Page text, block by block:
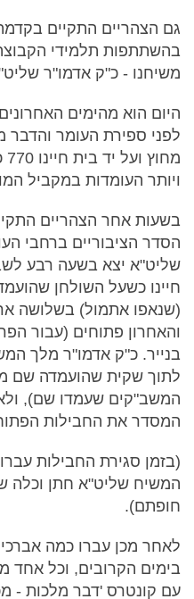
בהשתתפות תלמידי
משיחנו - כ"ק אדמו"ר
היום הוא מהימים
לפני ספירת העומר והדבר
ויותר העומדות במקביל
בשעות אחר הצהריים
הסדר הציבוריים ברחבי
שליט"א יצא בשעה רבע
חיינו כשעל השולחן
(שנאפו אתמול) בשלושה
והאחרון פתוחים (עבור
בנייר. כ"ק אדמו"ר מלך
לתוך שקית שהועמדה שם
המשב"קים שעמדו שם),
המסדר את החבילות
(בזמן סגירת החבילות
המשיח שליט"א חתן וכלה
חופתם).
לאחר מכן עברו כמה
בימים הקרובים, וכל אחד
עם קונטרס 'דבר מלכות -